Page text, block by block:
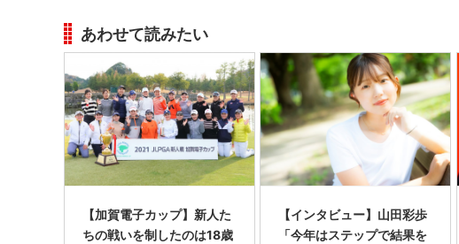
あわせて読みたい
【加賀電子カップ】新人た
ちの戦いを制したのは18歳
【インタビュー】山田彩歩
「今年はステップで結果を